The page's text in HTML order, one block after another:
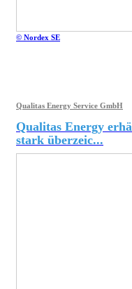
© Nordex SE
Qualitas Energy Service GmbH
Qualitas Energy
stark überzeic...